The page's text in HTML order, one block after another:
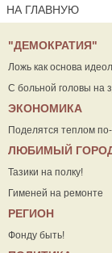
НА ГЛАВНУЮ
"ДЕМОКРАТИЯ"
Ложь как основа
С больной головы на
ЭКОНОМИКА
Поделятся теплом
ЛЮБИМЫЙ
Тазики на полку!
Гименей на ремонте
РЕГИОН
Фонду быть!